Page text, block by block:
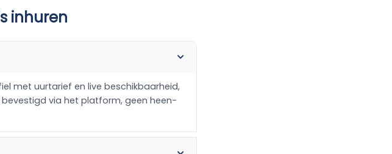
inhuren
met uurtarief en live beschikbaarheid,
bevestigd via het platform, geen heen-